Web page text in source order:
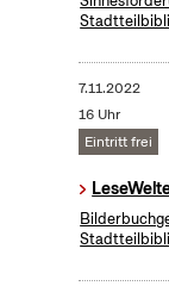
7.11.2022
16 Uhr
Eintritt frei